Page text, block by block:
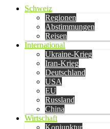
Schweiz
Regionen
Abstimmungen
Reisen
International
Ukraine-Krieg
Iran-Krieg
Deutschland
USA
EU
Russland
China
Wirtschaft
Konjunktur